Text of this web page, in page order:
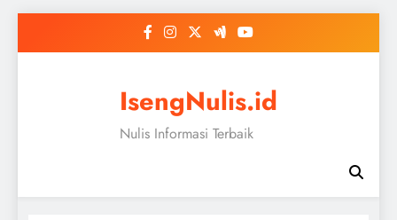
IsengNulis.id
Nulis Informasi Terbaik